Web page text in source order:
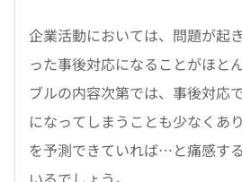
企業活動においては、問題が起
った事後対応になることがほと
ブルの内容次第では、事後対応
になってしまうことも少なくあ
を予測できていれば…と痛感す